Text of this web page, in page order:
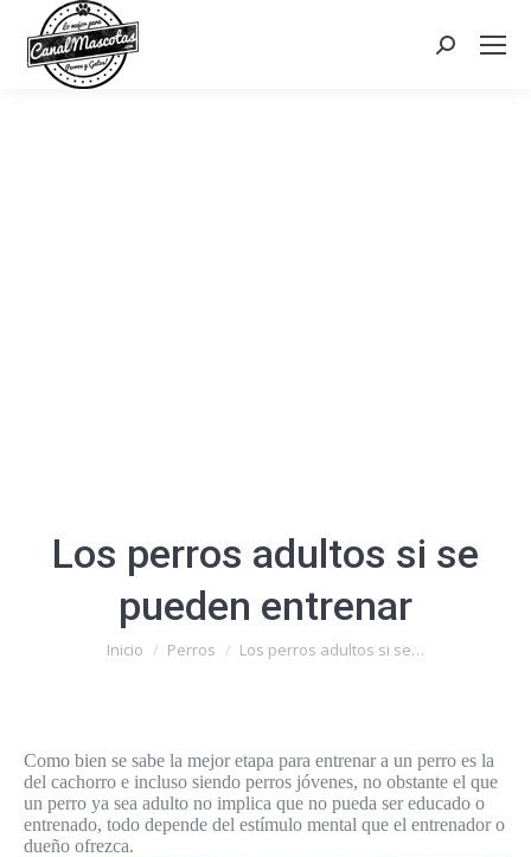
Search:
Los perros adultos si se
pueden entrenar
Estás aquí:
Inicio Perros Los perros adultos si se…
Como bien se sabe la mejor etapa para entrenar a un perro es la
del cachorro e incluso siendo perros jóvenes, no obstante el que
un perro ya sea adulto no implica que no pueda ser educado o
entrenado, todo depende del estímulo mental que el entrenador o
dueño ofrezca.